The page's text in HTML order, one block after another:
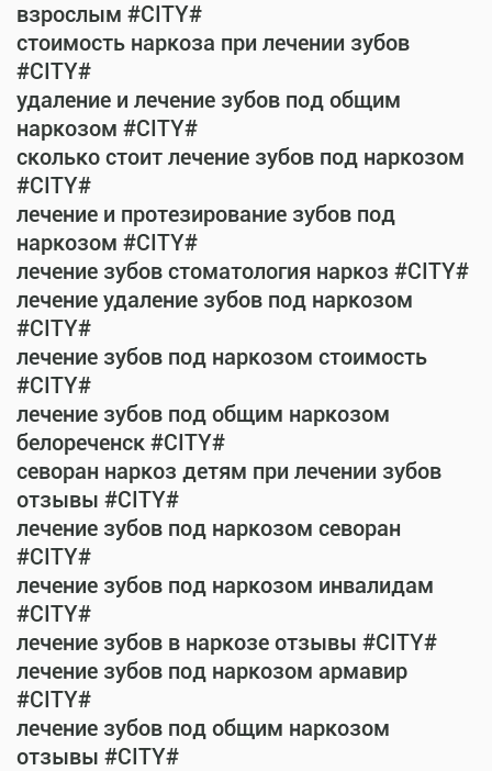
взрослым #CITY#
стоимость наркоза при лечении зубов
#CITY#
удаление и лечение зубов под общим
наркозом #CITY#
сколько стоит лечение зубов под наркозом
#CITY#
лечение и протезирование зубов под
наркозом #CITY#
лечение зубов стоматология наркоз #CITY#
лечение удаление зубов под наркозом
#CITY#
лечение зубов под наркозом стоимость
#CITY#
лечение зубов под общим наркозом
белореченск #CITY#
севоран наркоз детям при лечении зубов
отзывы #CITY#
лечение зубов под наркозом севоран
#CITY#
лечение зубов под наркозом инвалидам
#CITY#
лечение зубов в наркозе отзывы #CITY#
лечение зубов под наркозом армавир
#CITY#
лечение зубов под общим наркозом
отзывы #CITY#